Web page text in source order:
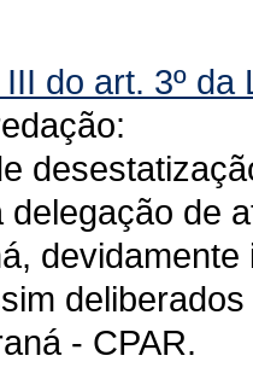
do art. 3º da
delegação de
- CPAR.